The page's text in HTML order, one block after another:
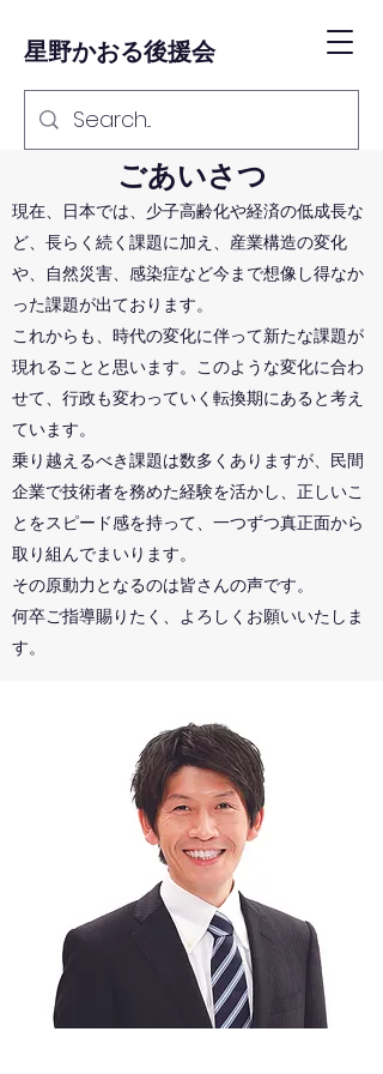
星野かおる後援会
ごあいさつ
現在、日本では、少子高齢化や経済の低成長な
ど、長らく続く課題に加え、産業構造の変化
や、自然災害、感染症など今まで想像し得なか
った課題が出ております。
これからも、時代の変化に伴って新たな課題が
現れることと思います。このような変化に合わ
せて、行政も変わっていく転換期にあると考え
ています。
乗り越えるべき課題は数多くありますが、民間
企業で技術者を務めた経験を活かし、正しいこ
とをスピード感を持って、一つずつ真正面から
取り組んでまいります。
その原動力となるのは皆さんの声です。
何卒ご指導賜りたく、よろしくお願いいたしま
す。